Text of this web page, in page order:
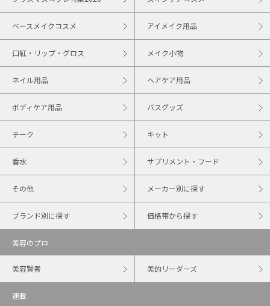
ベースメイクコスメ アイメイク用品
口紅・リップ・グロス メイク小物
ネイル用品 ヘアケア用品
ボディケア用品 バスグッズ
チーク キット
香水 サプリメント・フード
その他 メーカー別に探す
ブランド別に探す 価格帯から探す
美容のプロ
美容賢者 美的リーダーズ
連載